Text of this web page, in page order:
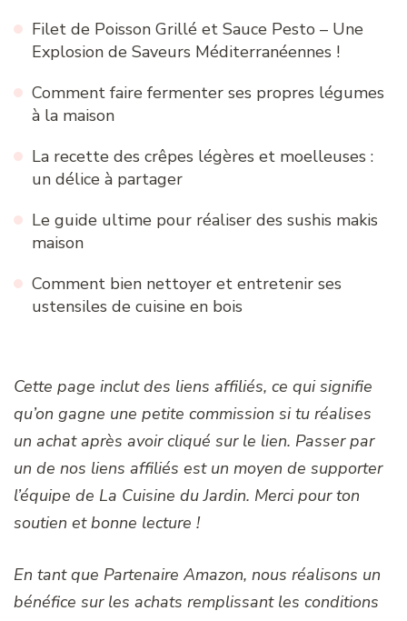
Filet de Poisson Grillé et Sauce Pesto – Une
Explosion de Saveurs Méditerranéennes !
Comment faire fermenter ses propres légumes
à la maison
La recette des crêpes légères et moelleuses :
un délice à partager
Le guide ultime pour réaliser des sushis makis
maison
Comment bien nettoyer et entretenir ses
ustensiles de cuisine en bois
Cette page inclut des liens affiliés, ce qui signifie
qu’on gagne une petite commission si tu réalises
un achat après avoir cliqué sur le lien. Passer par
un de nos liens affiliés est un moyen de supporter
l’équipe de La Cuisine du Jardin. Merci pour ton
soutien et bonne lecture !
En tant que Partenaire Amazon, nous réalisons un
bénéfice sur les achats remplissant les conditions